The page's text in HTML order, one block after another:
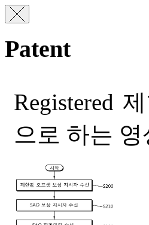
Patent
Registered
으로 하는